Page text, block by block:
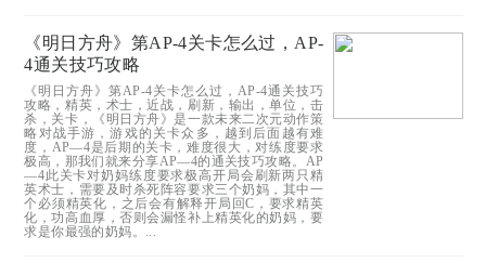
《明日方舟》第AP-4关卡怎么过，AP-
4通关技巧攻略
《明日方舟》第AP-4关卡怎么过，AP-4通关技巧
攻略，精英，术士，近战，刷新，输出，单位，击
杀，关卡，《明日方舟》是一款未来二次元动作策
略对战手游，游戏的关卡众多，越到后面越有难
度，AP—4是后期的关卡，难度很大，对练度要求
极高，那我们就来分享AP—4的通关技巧攻略。AP
—4此关卡对奶妈练度要求极高开局会刷新两只精
英术士，需要及时杀死阵容要求三个奶妈，其中一
个必须精英化，之后会有解释开局回C，要求精英
化，功高血厚，否则会漏怪补上精英化的奶妈，要
求是你最强的奶妈。...